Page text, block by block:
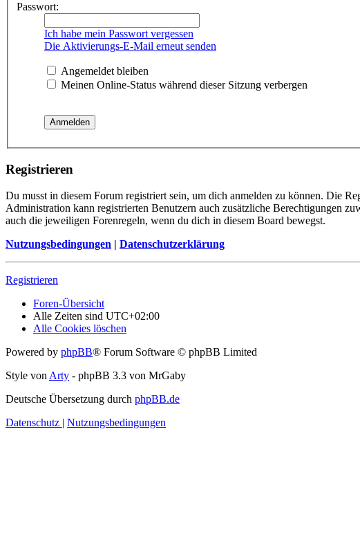
Passwort:
Ich habe mein Passwort vergessen
Die Aktivierungs-E-Mail erneut senden
Angemeldet bleiben
Meinen Online-Status während dieser Sitzung verbergen
Registrieren
Du musst in diesem Forum registriert sein, um dich anmelden zu können. Die
Administration kann registrierten Benutzern auch zusätzliche Berechtigungen
auch die jeweiligen Forenregeln, wenn du dich in diesem Board bewegst.
Nutzungsbedingungen | Datenschutzerklärung
Registrieren
Foren-Übersicht
Alle Zeiten sind UTC+02:00
Alle Cookies löschen
Powered by phpBB® Forum Software © phpBB Limited
Style vonArty - phpBB 3.3 von MrGaby
Deutsche Übersetzung durch phpBB.de
Datenschutz | Nutzungsbedingungen